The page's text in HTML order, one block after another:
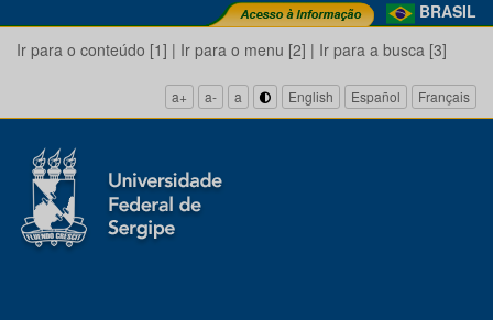
BRASIL
Ir para o conteúdo [1] | Ir para o menu [2] | Ir para a busca [3]
a+ a- a English Español Français